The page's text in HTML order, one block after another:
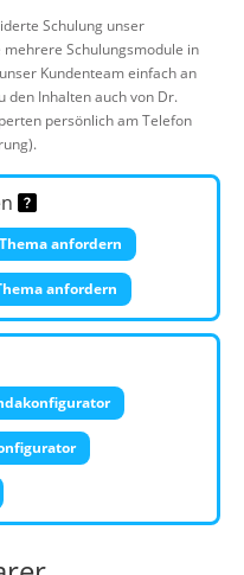
Schulung unser
mehrere Schulungsmodule in
Kundenteam einfach an
den Inhalten auch von Dr.
persönlich am Telefon
anfordern
anfordern